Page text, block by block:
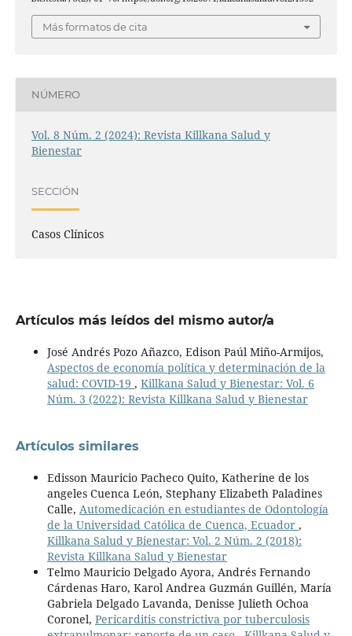
Más formatos de cita
NÚMERO
Vol. 8 Núm. 2 (2024): Revista Killkana Salud y
Bienestar
SECCIÓN
Casos Clínicos
Artículos más leídos del mismo autor/a
José Andrés Pozo Añazco, Edison Paúl Miño-Armijos,
Aspectos de economía política y determinación de la
salud: COVID-19 , Killkana Salud y Bienestar: Vol. 6
Núm. 3 (2022): Revista Killkana Salud y Bienestar
Artículos similares
Edisson Mauricio Pacheco Quito, Katherine de los
angeles Cuenca León, Stephany Elizabeth Paladines
Calle, Automedicación en estudiantes de Odontología
de la Universidad Católica de Cuenca, Ecuador ,
Killkana Salud y Bienestar: Vol. 2 Núm. 2 (2018):
Revista Killkana Salud y Bienestar
Telmo Mauricio Delgado Ayora, Andrés Fernando
Cárdenas Haro, Karol Andrea Guzmán Guillén, María
Gabriela Delgado Lavanda, Denisse Julieth Ochoa
Coronel, Pericarditis constrictiva por tuberculosis